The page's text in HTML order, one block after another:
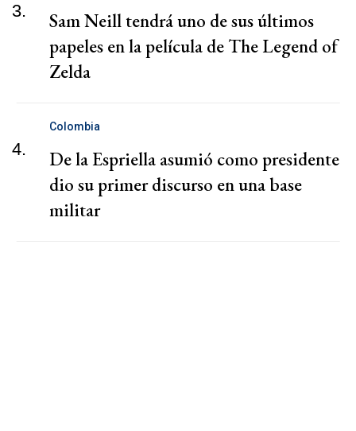
3.
Sam Neill tendrá uno de sus últimos
papeles en la película de The Legend of
Zelda
4.
Colombia
De la Espriella asumió como presidente
dio su primer discurso en una base
militar